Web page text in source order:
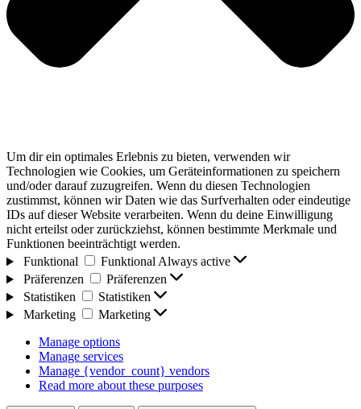
Um dir ein optimales Erlebnis zu bieten, verwenden wir
Technologien wie Cookies, um Geräteinformationen zu speichern
und/oder darauf zuzugreifen. Wenn du diesen Technologien
zustimmst, können wir Daten wie das Surfverhalten oder eindeutige
IDs auf dieser Website verarbeiten. Wenn du deine Einwilligung
nicht erteilst oder zurückziehst, können bestimmte Merkmale und
Funktionen beeinträchtigt werden.
Funktional
Funktional Always active
Präferenzen
Präferenzen
Statistiken
Statistiken
Marketing
Marketing
Manage options
Manage services
Manage {vendor_count} vendors
Read more about these purposes